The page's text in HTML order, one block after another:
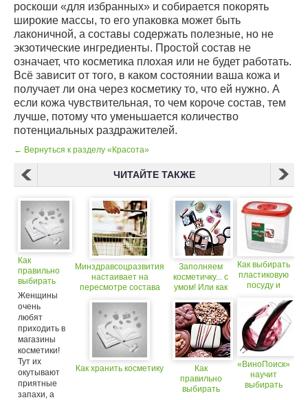
роскоши «для избранных» и собирается покорять
широкие массы, то его упаковка может быть
лаконичной, а составы содержать полезные, но не
экзотические ингредиенты. Простой состав не
означает, что косметика плохая или не будет работать.
Всё зависит от того, в каком состоянии ваша кожа и
получает ли она через косметику то, что ей нужно. А
если кожа чувствительная, то чем короче состав, тем
лучше, потому что уменьшается количество
потенциальных раздражителей.
← Вернуться к разделу «Красота»
ЧИТАЙТЕ ТАКЖЕ
Как
правильно
выбирать
косметику
Женщины
очень
любят
приходить в
магазины
косметики!
Тут их
окутывают
приятные
запахи, а
Минздравсоцразвития
настаивает на
пересмотре состава
Как хранить косметику
Заполняем
косметичку... с
умом! Или как
косметику?
Как
правильно
выбирать
Как выбирать
пластиковую
посуду и
«ВиноПоиск»
научит
выбирать